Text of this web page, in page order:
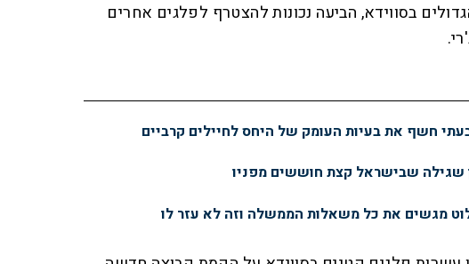
בסווידא, הביעה נכונות להצטרף לפלגים אחרים
חשף את בעיות העומק של היחס לחיילים קרביים
שגילה שבישראל קצת חוששים מפניו
מגשים את כל משאלות הממשלה וזה לא עזר לו